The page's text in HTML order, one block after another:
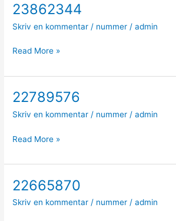
23862344
Skriv en kommentar / nummer /admin
23862344
Read More »
22789576
Skriv en kommentar / nummer /admin
22789576
Read More »
22665870
Skriv en kommentar / nummer /admin
22665870